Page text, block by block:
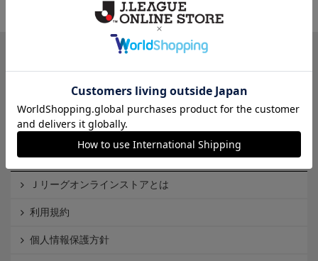
カテゴリから探す
Ｊ1 Ｊ2 Ｊ3
インフォメーション
Ｊリーグオンラインストアとは
利用規約
個人情報保護方針